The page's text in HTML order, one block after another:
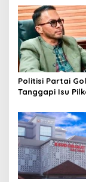
Pembinaan
Politisi Partai
Tanggapi Isu